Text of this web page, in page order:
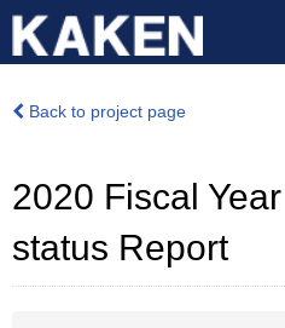
Back to project page
2020 Fiscal
status Report